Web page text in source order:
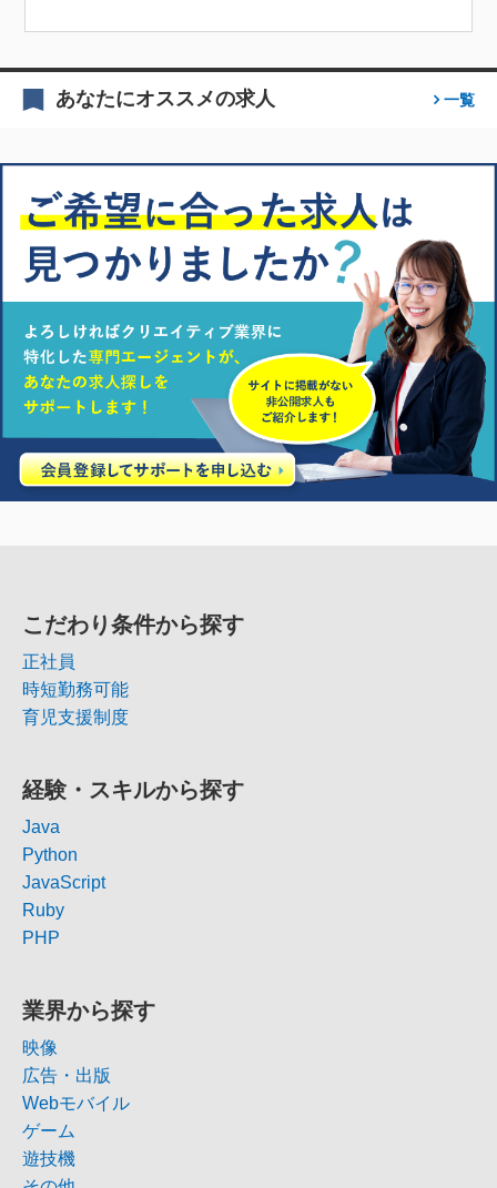
あなたにオススメの求人 一覧
こだわり条件から探す
正社員
時短勤務可能
育児支援制度
経験・スキルから探す
Java
Python
JavaScript
Ruby
PHP
業界から探す
映像
広告・出版
Webモバイル
ゲーム
遊技機